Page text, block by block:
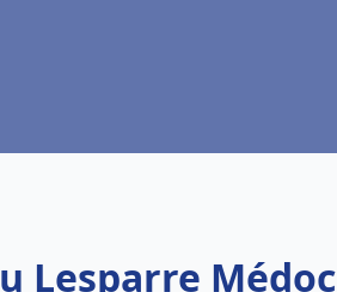
Lesparre Médoc